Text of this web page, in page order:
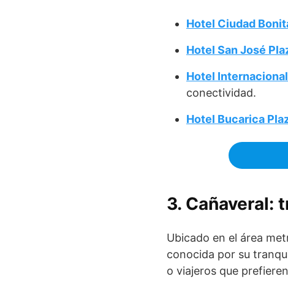
Hotel Ciudad
Hotel San José
Hotel
conectividad.
Hotel Bucarica
3. Cañaveral:
Ubicado en el área
conocida por su
o viajeros que